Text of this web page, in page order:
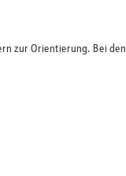
zur Orientierung. Bei den